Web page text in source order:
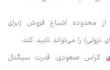
محدوده اشباع فروش (برای
را می‌تواند تایید کند.
کراس صعودی، قدرت سیگنال